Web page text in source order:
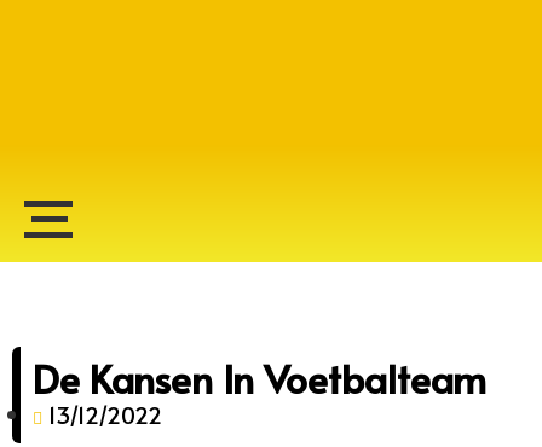
De Kansen In Voetbalteam
13/12/2022